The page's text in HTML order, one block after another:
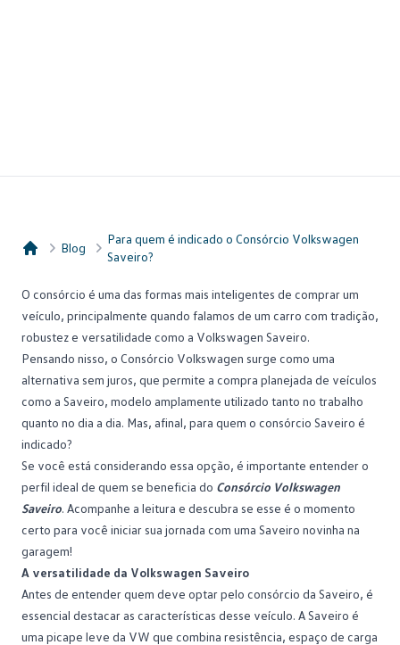
Consórcio Embracon
Blog
Para quem é indicado o Consórcio Volkswagen
Saveiro?
O consórcio é uma das formas mais inteligentes de comprar um
veículo, principalmente quando falamos de um carro com tradição,
robustez e versatilidade como a Volkswagen Saveiro.
Pensando nisso, o Consórcio Volkswagen surge como uma
alternativa sem juros, que permite a compra planejada de veículos
como a Saveiro, modelo amplamente utilizado tanto no trabalho
quanto no dia a dia. Mas, afinal, para quem o consórcio Saveiro é
indicado?
Se você está considerando essa opção, é importante entender o
perfil ideal de quem se beneficia do Consórcio Volkswagen
Saveiro. Acompanhe a leitura e descubra se esse é o momento
certo para você iniciar sua jornada com uma Saveiro novinha na
garagem!
A versatilidade da Volkswagen Saveiro
Antes de entender quem deve optar pelo consórcio da Saveiro, é
essencial destacar as características desse veículo. A Saveiro é
uma picape leve da VW que combina resistência, espaço de carga